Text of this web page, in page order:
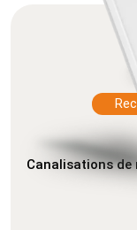
Canalisations de